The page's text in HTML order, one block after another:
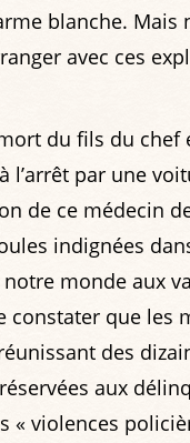
blanche. Mais
avec ces
du fils du chef
l’arrêt par une
de ce médecin
indignées
monde aux
constater que les
des
aux
« violences